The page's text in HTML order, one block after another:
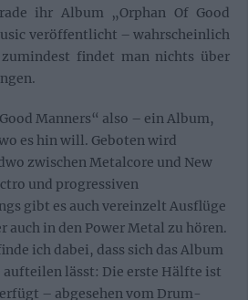
ihr Album „Orphan Of Good
veröffentlicht – wahrscheinlich
findet man nichts über
Manners“ also – ein Album,
es hin will. Geboten wird
zwischen Metalcore und New
und progressiven
gibt es auch vereinzelt Ausflüge
auch in den Power Metal zu hören.
ich dabei, dass sich das Album
lässt: Die erste Hälfte ist
– abgesehen vom Drum-